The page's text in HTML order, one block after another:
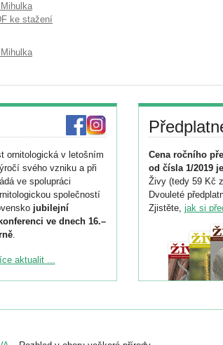
ke stažení
ornitologická v letošním
svého vzniku a při
ve spolupráci
společností
jubilejní
ve dnech 16.–
.
ke konferenci
do 6. září.
aktualit ...
Cena ročního
od čísla 1/2019
Živy (tedy 59 Kč
Dvouleté
Zjistěte, jak si